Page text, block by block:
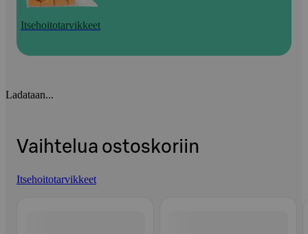
Itsehoitotarvikkeet
Ladataan...
Vaihtelua ostoskoriin
Itsehoitotarvikkeet